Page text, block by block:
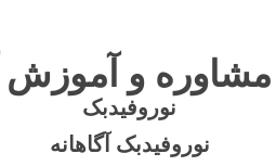
و آموزش
نوروفیدبک
نوروفیدبک آگاهانه